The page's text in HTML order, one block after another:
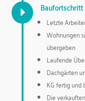
E Baufortschritt
Letzte
Wohnungen
übergeben
Laufende
Dachgärten
KG fertig und
Die